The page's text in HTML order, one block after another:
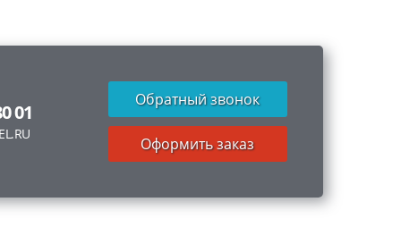
01
Обратный звонок
Оформить заказ